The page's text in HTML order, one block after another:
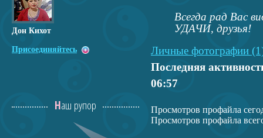
Всегда рад Вас
УДАЧИ, друзья!
Личные фотографии
Последняя
06:57
Просмотров профайла
Просмотров профайла
Дон Кихот
Присоединяйтесь
Наш рупор